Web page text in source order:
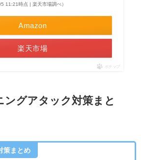
11:21時点 | 楽天市場調べ）
Amazon
楽天市場
ポチップ
ングアタック対策まと
策まとめ